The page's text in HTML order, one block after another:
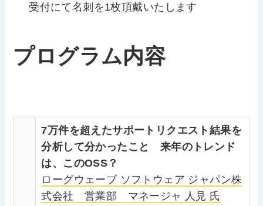
受付にて名刺を1枚頂戴いたします
プログラム内容
7万件を超えたサポートリクエスト結果を
分析して分かったこと 来年のトレンド
は、このOSS？
ローグウェーブ ソフトウェア ジャパン株
式会社 営業部 マネージャ 人見 氏